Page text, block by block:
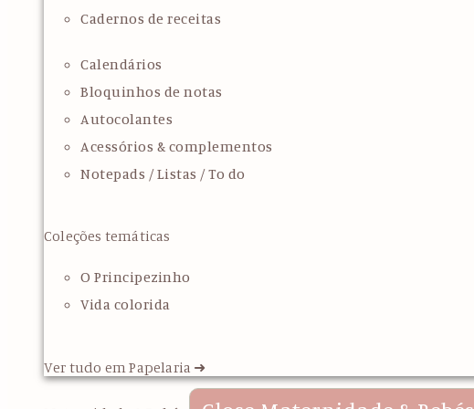
Cadernos de receitas
Calendários
Bloquinhos de notas
Autocolantes
Acessórios & complementos
Notepads / Listas / To do
Coleções temáticas
O Principezinho
Vida colorida
Ver tudo em Papelaria ➜